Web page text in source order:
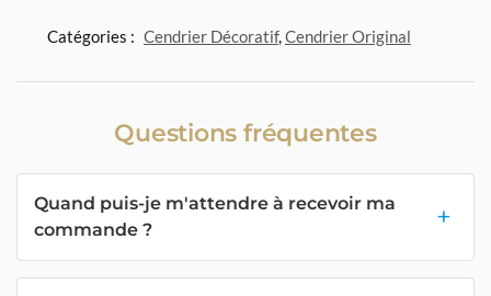
Catégories : Cendrier Décoratif,Cendrier Original
Questions fréquentes
Quand puis-je m'attendre à recevoir ma
commande ?